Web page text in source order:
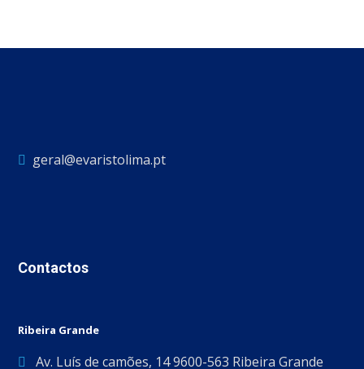
geral@evaristolima.pt
Contactos
Ribeira Grande
Av. Luís de camões, 14 9600-563 Ribeira Grande